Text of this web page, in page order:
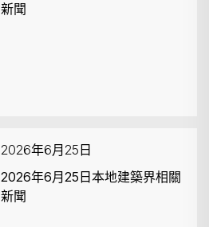
新聞
2026年6月25日
2026年6月25日本地建築界相關
新聞